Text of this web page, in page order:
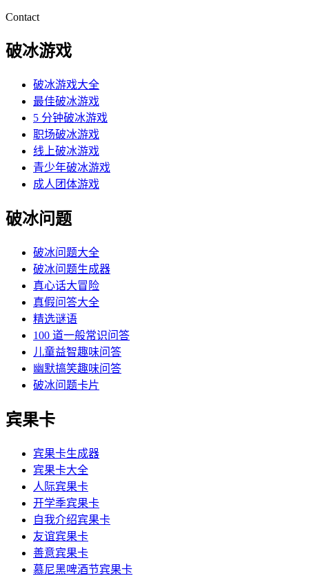
Contact
破冰游戏
破冰游戏大全
最佳破冰游戏
5 分钟破冰游戏
职场破冰游戏
线上破冰游戏
青少年破冰游戏
成人团体游戏
破冰问题
破冰问题大全
破冰问题生成器
真心话大冒险
真假问答大全
精选谜语
100 道一般常识问答
儿童益智趣味问答
幽默搞笑趣味问答
破冰问题卡片
宾果卡
宾果卡生成器
宾果卡大全
人际宾果卡
开学季宾果卡
自我介绍宾果卡
友谊宾果卡
善意宾果卡
慕尼黑啤酒节宾果卡